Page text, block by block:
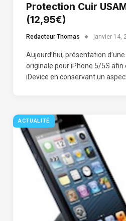
Protection Cuir
(12,95€)
Redacteur Thomas janvier 14,
Aujourd’hui, présentation
originale pour iPhone 5/5S
iDevice en conservant un
ACTUALITÉ